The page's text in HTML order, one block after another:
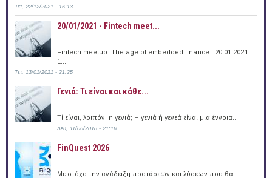
Τετ, 22/12/2021 - 16:13
20/01/2021 - Fintech meet...
Fintech meetup: The age of embedded finance | 20.01.2021 -
1...
Τετ, 13/01/2021 - 21:25
Γενιά: Τι είναι και κάθε...
Τί είναι, λοιπόν, η γενιά; Η γενιά ή γενεά είναι μια έννοια...
Δευ, 11/06/2018 - 21:16
FinQuest 2026
Με στόχο την ανάδειξη προτάσεων και λύσεων που θα